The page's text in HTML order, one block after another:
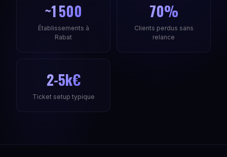
~1 500
Établissements à
Rabat
70%
Clients perdus sans
relance
2-5k€
Ticket setup typique